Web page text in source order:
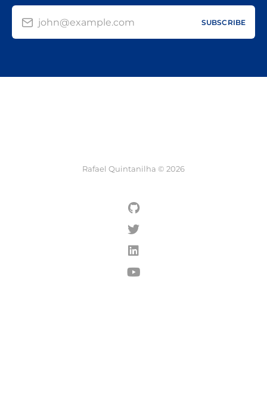
john@example.com SUBSCRIBE
Rafael Quintanilha © 2026